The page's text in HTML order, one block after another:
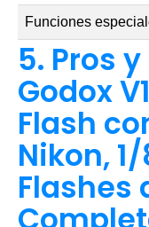
Funciones
5. Pros
Godox
Flash
Nikon,
Flashes